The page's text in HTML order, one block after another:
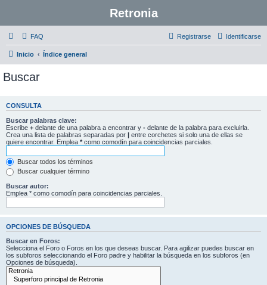
Retronia
FAQ Identificarse
Registrarse
Inicio Índice general
Buscar
CONSULTA
Buscar palabras clave:
Escribe + delante de una palabra a encontrar y - delante de la palabra para excluirla.
Crea una lista de palabras separadas por | entre corchetes si solo una de ellas se
quiere encontrar. Emplea * como comodín para coincidencias parciales.
Buscar todos los términos
Buscar cualquier término
Buscar autor:
Emplea * como comodín para coincidencias parciales.
OPCIONES DE BÚSQUEDA
Buscar en Foros:
Selecciona el Foro o Foros en los que deseas buscar. Para agilizar puedes buscar en
los subforos seleccionando el Foro padre y habilitar la búsqueda en los subforos (en
Opciones de búsqueda).